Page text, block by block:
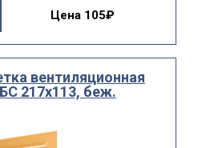
Цена105₽
вентиляционная
217х113, беж.